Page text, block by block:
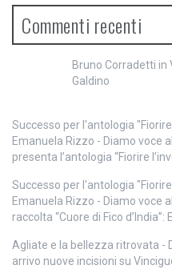
Commenti recenti
Bruno Corradetti in
Galdino
Successo per l'antologia
Emanuela Rizzo - Diamo voce
presenta l’antologia “Fiorire
Successo per l'antologia
Emanuela Rizzo - Diamo voce
raccolta “Cuore di Fico
Agliate e la bellezza ritrovata -
arrivo nuove incisioni su